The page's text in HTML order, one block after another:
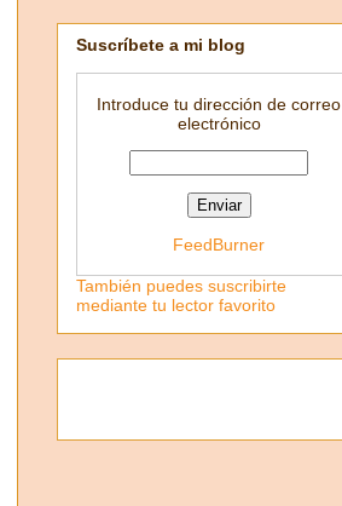
Suscríbete a mi blog
Introduce tu dirección de correo
electrónico
FeedBurner
También puedes suscribirte
mediante tu lector favorito